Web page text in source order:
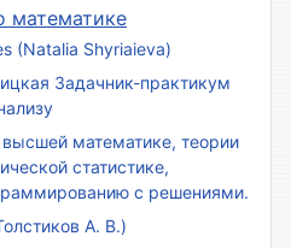
математике
(Natalia Shyriaieva)
Задачник-практикум
математике, теории
статистике,
с решениями.
А. В.)